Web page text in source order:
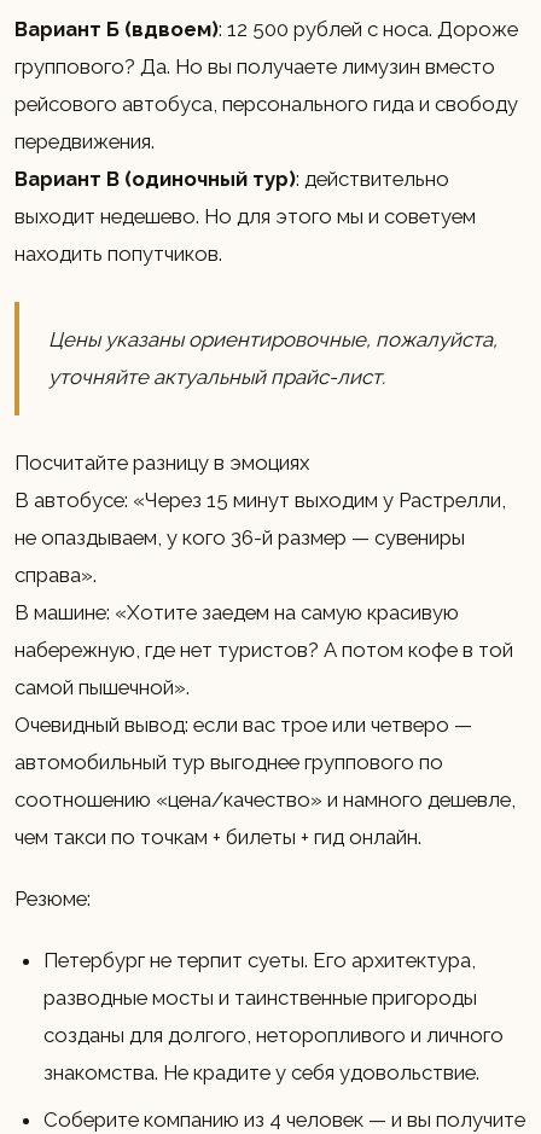
Вариант Б (вдвоем): 12 500 рублей с носа. Дороже
группового? Да. Но вы получаете лимузин вместо
рейсового автобуса, персонального гида и свободу
передвижения.
Вариант В (одиночный тур): действительно
выходит недешево. Но для этого мы и советуем
находить попутчиков.
Цены указаны ориентировочные, пожалуйста,
уточняйте актуальный прайс-лист.
Посчитайте разницу в эмоциях
В автобусе: «Через 15 минут выходим у Растрелли,
не опаздываем, у кого 36-й размер — сувениры
справа».
В машине: «Хотите заедем на самую красивую
набережную, где нет туристов? А потом кофе в той
самой пышечной».
Очевидный вывод: если вас трое или четверо —
автомобильный тур выгоднее группового по
соотношению «цена/качество» и намного дешевле,
чем такси по точкам + билеты + гид онлайн.
Резюме:
Петербург не терпит суеты. Его архитектура,
разводные мосты и таинственные пригороды
созданы для долгого, неторопливого и личного
знакомства. Не крадите у себя удовольствие.
Соберите компанию из 4 человек — и вы получите